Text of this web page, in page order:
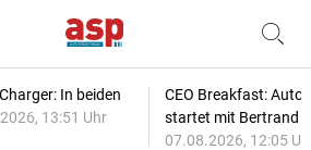
In beiden
13:51 Uhr
CEO Breakfast:
startet mit Bertrand
07.08.2026, 12:05